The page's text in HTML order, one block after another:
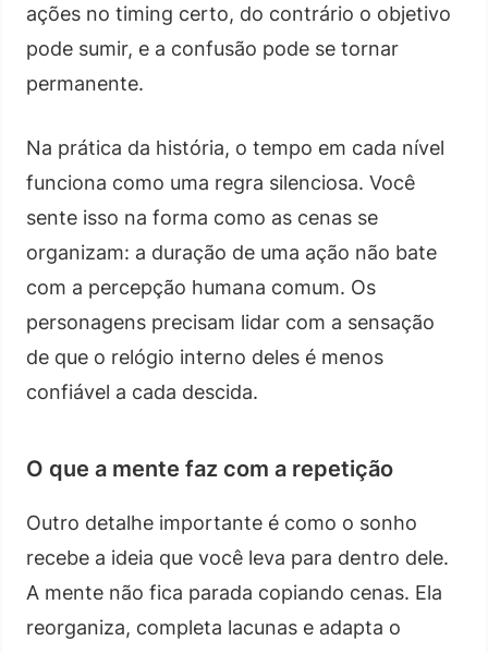
ações no timing certo, do contrário o objetivo
pode sumir, e a confusão pode se tornar
permanente.
Na prática da história, o tempo em cada nível
funciona como uma regra silenciosa. Você
sente isso na forma como as cenas se
organizam: a duração de uma ação não bate
com a percepção humana comum. Os
personagens precisam lidar com a sensação
de que o relógio interno deles é menos
confiável a cada descida.
O que a mente faz com a repetição
Outro detalhe importante é como o sonho
recebe a ideia que você leva para dentro dele.
A mente não fica parada copiando cenas. Ela
reorganiza, completa lacunas e adapta o